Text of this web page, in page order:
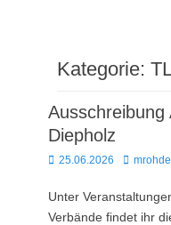
Kategorie:
Ausschreibung
Diepholz
Posted
25.06.2026 Autor
mrohde
Unter
Verbände findet ihr